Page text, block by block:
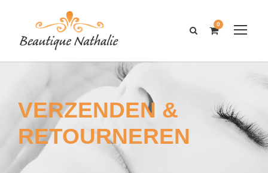
0
VERZENDEN &
RETOURNEREN